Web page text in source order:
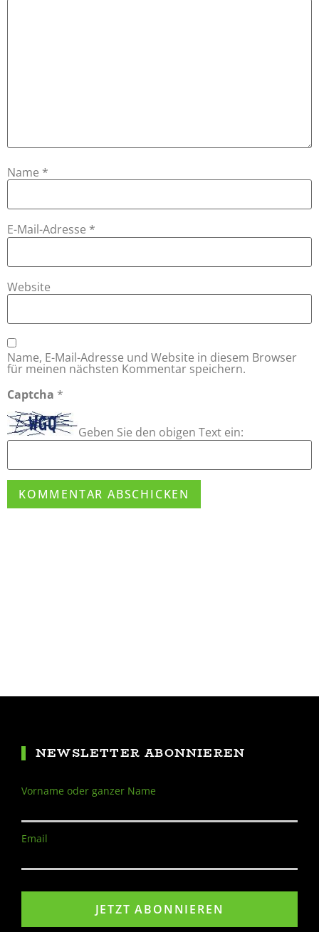
Name *
E-Mail-Adresse *
Website
Name, E-Mail-Adresse und Website in diesem Browser
für meinen nächsten Kommentar speichern.
Captcha *
Geben Sie den obigen Text ein:
NEWSLETTER ABONNIEREN
Vorname oder ganzer Name
Email